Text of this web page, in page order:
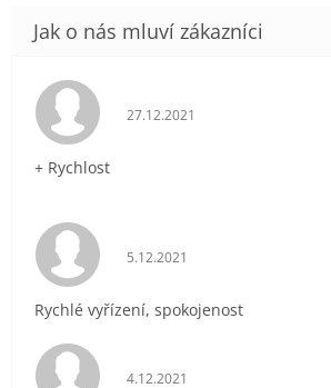
Hodnocení obchodu je 5 z 5
27.12.2021
+ Rychlost
Hodnocení obchodu je 5 z 5
5.12.2021
Rychlé vyřízení, spokojenost
Hodnocení obchodu je 5 z 5
4.12.2021